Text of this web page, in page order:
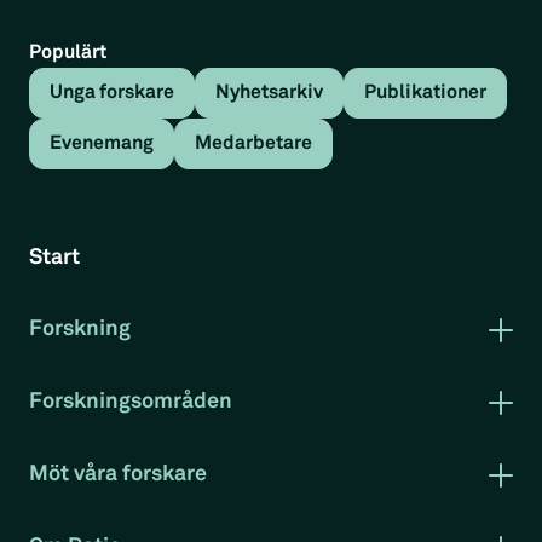
Populärt
Unga forskare Nyhetsarkiv Publikationer
Evenemang Medarbetare
Start
Forskning
Rapportserie arbetsmarknad
Forskningsområden
Konkurrenskraft
Möt våra forskare
Tillbaka